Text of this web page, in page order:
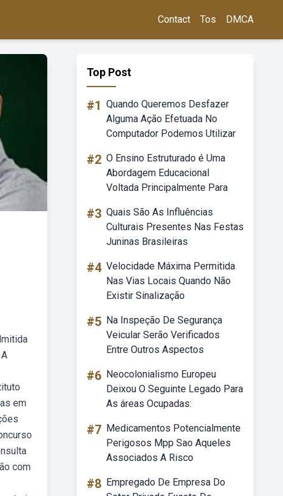
Contact Tos DMCA
em
com
Top Post
#1 Quando Queremos Desfazer
Alguma Ação Efetuada No
Computador Podemos Utilizar
#2 O Ensino Estruturado é Uma
Abordagem Educacional
Voltada Principalmente Para
#3 Quais São As Influências
Culturais Presentes Nas Festas
Juninas Brasileiras
#4 Velocidade Máxima Permitida
Nas Vias Locais Quando Não
Existir Sinalização
#5 Na Inspeção De Segurança
Veicular Serão Verificados
Entre Outros Aspectos
#6 Neocolonialismo Europeu
Deixou O Seguinte Legado Para
As áreas Ocupadas:
#7 Medicamentos Potencialmente
Perigosos Mpp Sao Aqueles
Associados A Risco
#8 Empregado De Empresa Do